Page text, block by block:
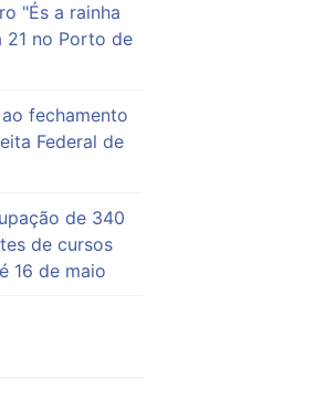
"És a rainha
21 no Porto de
fechamento
Federal de
de 340
de cursos
16 de maio